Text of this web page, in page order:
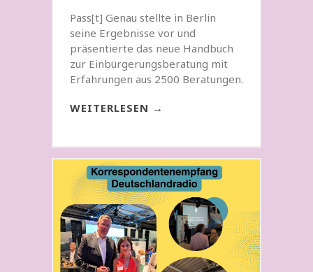
Pass[t] Genau stellte in Berlin
seine Ergebnisse vor und
präsentierte das neue Handbuch
zur Einbürgerungsberatung mit
Erfahrungen aus 2500 Beratungen.
WEITERLESEN →